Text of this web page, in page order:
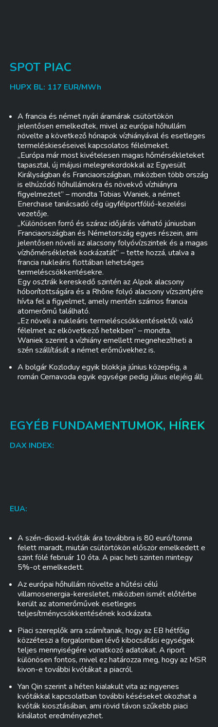
SPOT PIAC
HUPX BL: 117 EUR/MWh
A francia és német nyári áramárak csütörtökön
jelentősen emelkedtek, mivel az európai hőhullám
növelte a következő hónapok vízhiányával és esetleges
termeléskieséseivel kapcsolatos félelmeket.
„Európa már most kivételesen magas hőmérsékleteket
tapasztal, új májusi melegrekordokkal az Egyesült
Királyságban és Franciaországban, miközben több ország
is elhúzódó hőhullámokra és növekvő vízhiányra
figyelmeztet” – mondta Tobias Waniek, a német
Enerchase tanácsadó cég ügyfélportfólió-kezelési
vezetője.
„Különösen forró és száraz időjárás várható júniusban
Franciaországban és Németország egyes részein, ami
jelentősen növeli az alacsony folyóvízszintek és a magas
vízhőmérsékletek kockázatát” – tette hozzá, utalva a
francia nukleáris flottában lehetséges
termeléscsökkentésekre.
Egy osztrák kereskedő szintén az Alpok alacsony
hóborítottságára és a Rhône folyó alacsony vízszintjére
hívta fel a figyelmet, amely mentén számos francia
atomerőmű található.
„Ez növeli a nukleáris termeléscsökkentésektől való
félelmet az elkövetkező hetekben” – mondta.
Waniek szerint a vízhiány emellett megnehezítheti a
szén szállítását a német erőművekhez is.
A bolgár Kozloduy egyik blokkja június közepéig, a
román Cernavoda egyik egysége pedig július elejéig áll.
EGYÉB FUNDAMENTUMOK, HÍREK
DAX INDEX:
EUA:
A szén-dioxid-kvóták ára továbbra is 80 euró/tonna
felett maradt, miután csütörtökön először emelkedett e
szint fölé február 10 óta. A piac heti szinten mintegy
5%-ot emelkedett.
Az európai hőhullám növelte a hűtési célú
villamosenergia-keresletet, miközben ismét előtérbe
került az atomerőművek esetleges
teljesítménycsökkentésének kockázata.
Piaci szereplők arra számítanak, hogy az EB hétfőig
közzéteszi a forgalomban lévő kibocsátási egységek
teljes mennyiségére vonatkozó adatokat. A riport
különösen fontos, mivel ez határozza meg, hogy az MSR
kivon-e további kvótákat a piacról.
Yan Qin szerint a héten kialakult vita az ingyenes
kvótákkal kapcsolatban további késéseket okozhat a
kvóták kiosztásában, ami rövid távon szűkebb piaci
kínálatot eredményezhet.